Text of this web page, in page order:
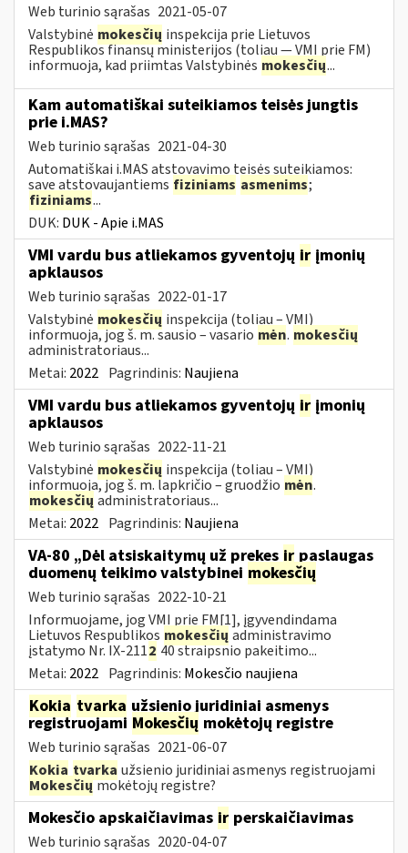
Web turinio sąrašas 2021-05-07
Valstybinė mokesčių inspekcija prie Lietuvos
Respublikos finansų ministerijos (toliau — VMI prie FM)
informuoja, kad priimtas Valstybinės mokesčių...
Kam automatiškai suteikiamos teisės jungtis
prie i.MAS?
Web turinio sąrašas 2021-04-30
Automatiškai i.MAS atstovavimo teisės suteikiamos:
save atstovaujantiems fiziniams asmenims;
fiziniams...
DUK: DUK - Apie i.MAS
VMI vardu bus atliekamos gyventojų ir įmonių
apklausos
Web turinio sąrašas 2022-01-17
Valstybinė mokesčių inspekcija (toliau – VMI)
informuoja, jog š. m. sausio – vasario mėn. mokesčių
administratoriaus...
Metai: 2022 Pagrindinis: Naujiena
VMI vardu bus atliekamos gyventojų ir įmonių
apklausos
Web turinio sąrašas 2022-11-21
Valstybinė mokesčių inspekcija (toliau – VMI)
informuoja, jog š. m. lapkričio – gruodžio mėn.
mokesčių administratoriaus...
Metai: 2022 Pagrindinis: Naujiena
VA-80 „Dėl atsiskaitymų už prekes ir paslaugas
duomenų teikimo valstybinei mokesčių
Web turinio sąrašas 2022-10-21
Informuojame, jog VMI prie FM[1], įgyvendindama
Lietuvos Respublikos mokesčių administravimo
įstatymo Nr. IX-2112 40 straipsnio pakeitimo...
Metai: 2022 Pagrindinis: Mokesčio naujiena
Kokia tvarka užsienio juridiniai asmenys
registruojami Mokesčių mokėtojų registre
Web turinio sąrašas 2021-06-07
Kokia tvarka užsienio juridiniai asmenys registruojami
Mokesčiųmokėtojų registre?
Mokesčio apskaičiavimas ir perskaičiavimas
Web turinio sąrašas 2020-04-07